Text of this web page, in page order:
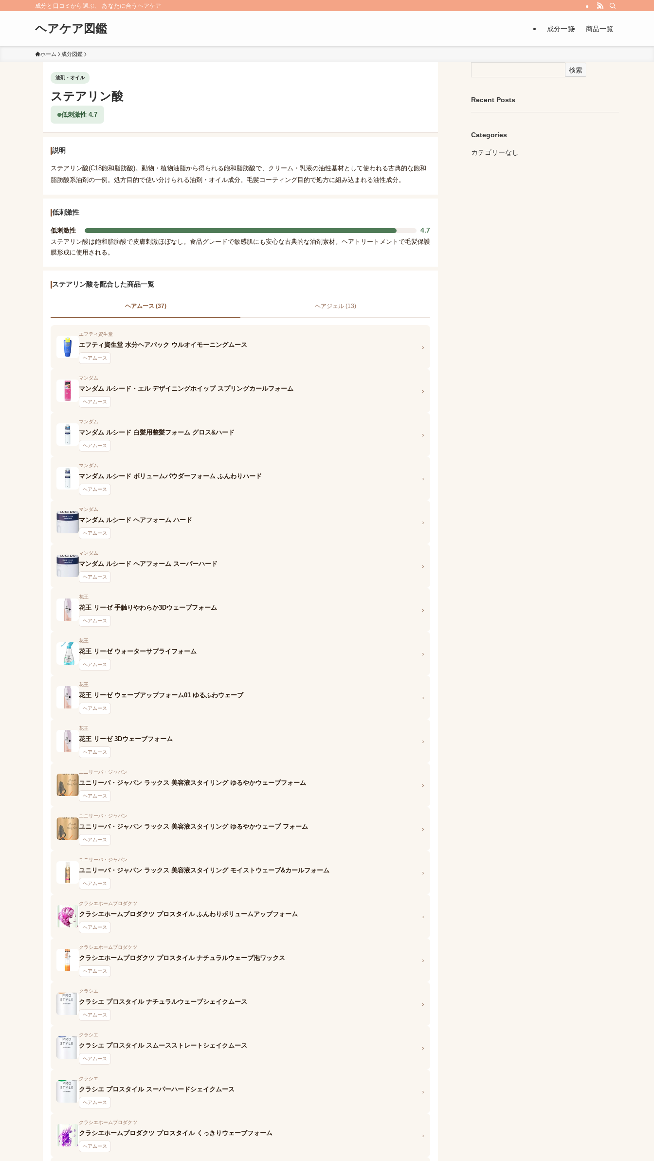
成分と口コミから選ぶ、 あなたに合うヘアケア
ヘアケア図鑑 成分一覧 商品一覧
ホーム 成分図鑑
油剤・オイル
ステアリン酸
低刺激性 4.7
説明
ステアリン酸(C18飽和脂肪酸)。動物・植物油脂から得られる飽和脂肪酸で、クリーム・乳液の油性基材として使われる古典的な飽和
脂肪酸系油剤の一例。処方目的で使い分けられる油剤・オイル成分。毛髪コーティング目的で処方に組み込まれる油性成分。
低刺激性
低刺激性 4.7
ステアリン酸は飽和脂肪酸で皮膚刺激ほぼなし。食品グレードで敏感肌にも安心な古典的な油剤素材。ヘアトリートメントで毛髪保護
膜形成に使用される。
ステアリン酸を配合した商品一覧
ヘアムース (37) ヘアジェル (13)
エフティ資生堂
エフティ資生堂 水分ヘアパック ウルオイモーニングムース
ヘアムース
›
マンダム
マンダム ルシード・エル デザイニングホイップ スプリングカールフォーム
ヘアムース
›
マンダム
マンダム ルシード 白髪用整髪フォーム グロス&ハード
ヘアムース
›
マンダム
マンダム ルシード ボリュームパウダーフォーム ふんわりハード
ヘアムース
›
マンダム
マンダム ルシード ヘアフォーム ハード
ヘアムース
›
マンダム
マンダム ルシード ヘアフォーム スーパーハード
ヘアムース
›
花王
花王 リーゼ 手触りやわらか3Dウェーブフォーム
ヘアムース
›
花王
花王 リーゼ ウォーターサプライフォーム
ヘアムース
›
花王
花王 リーゼ ウェーブアップフォーム01 ゆるふわウェーブ
ヘアムース
›
花王
花王 リーゼ 3Dウェーブフォーム
ヘアムース
›
ユニリーバ・ジャパン
ユニリーバ・ジャパン ラックス 美容液スタイリング ゆるやかウェーブフォーム
ヘアムース
›
ユニリーバ・ジャパン
ユニリーバ・ジャパン ラックス 美容液スタイリング ゆるやかウェーブ フォーム
ヘアムース
›
ユニリーバ・ジャパン
ユニリーバ・ジャパン ラックス 美容液スタイリング モイストウェーブ&カールフォーム
ヘアムース
›
クラシエホームプロダクツ
クラシエホームプロダクツ プロスタイル ふんわりボリュームアップフォーム
ヘアムース
›
クラシエホームプロダクツ
クラシエホームプロダクツ プロスタイル ナチュラルウェーブ泡ワックス
ヘアムース
›
クラシエ
クラシエ プロスタイル ナチュラルウェーブシェイクムース
ヘアムース
›
クラシエ
クラシエ プロスタイル スムースストレートシェイクムース
ヘアムース
›
クラシエ
クラシエ プロスタイル スーパーハードシェイクムース
ヘアムース
›
クラシエホームプロダクツ
クラシエホームプロダクツ プロスタイル くっきりウェーブフォーム
ヘアムース
›
検索
Recent Posts
Categories
カテゴリーなし